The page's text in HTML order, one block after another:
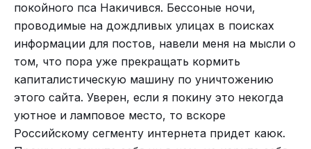
покойного пса Накичився. Бессоные ночи,
проводимые на дождливых улицах в поисках
информации для постов, навели меня на мысли о
том, что пора уже прекращать кормить
капиталистическую машину по уничтожению
этого сайта. Уверен, если я покину это некогда
уютное и ламповое место, то вскоре
Российскому сегменту интернета придет каюк.